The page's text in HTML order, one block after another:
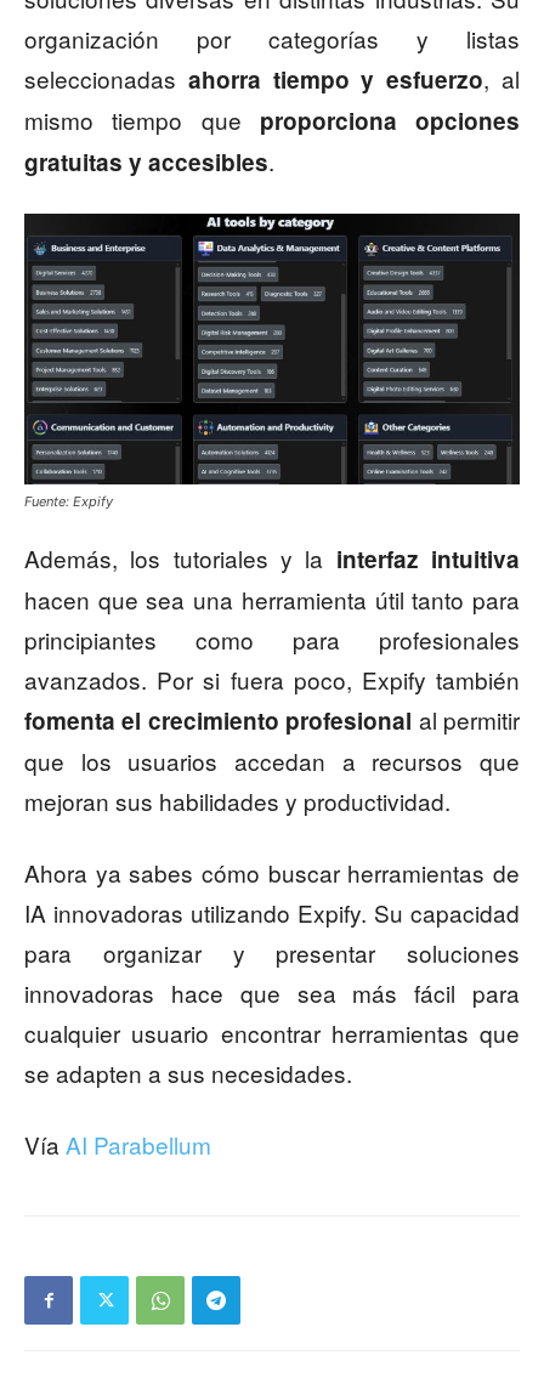
organización por categorías y listas
seleccionadas ahorra tiempo y esfuerzo, al
mismo tiempo que proporciona opciones
gratuitas y accesibles.
Fuente: Expify
Además, los tutoriales y la interfaz intuitiva
hacen que sea una herramienta útil tanto para
principiantes como para profesionales
avanzados. Por si fuera poco, Expify también
fomenta el crecimiento profesional al permitir
que los usuarios accedan a recursos que
mejoran sus habilidades y productividad.
Ahora ya sabes cómo buscar herramientas de
IA innovadoras utilizando Expify. Su capacidad
para organizar y presentar soluciones
innovadoras hace que sea más fácil para
cualquier usuario encontrar herramientas que
se adapten a sus necesidades.
VíaAI Parabellum